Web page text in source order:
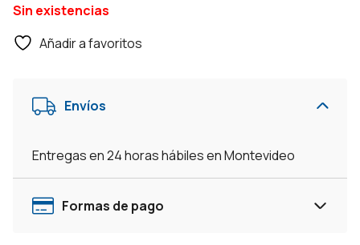
era:
es:
Sin existencias
Añadir a favoritos
Envíos
Entregas en 24 horas hábiles en Montevideo
Formas de pago